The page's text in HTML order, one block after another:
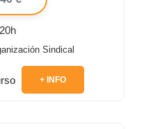
Sindical
+ INFO